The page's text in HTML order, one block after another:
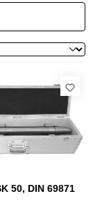
50, DIN 69871